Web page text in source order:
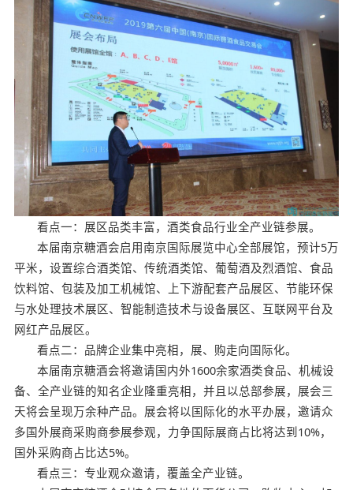
看点一：展区品类丰富，酒类食品行业全产业链参展。
本届南京糖酒会启用南京国际展览中心全部展馆，预计5万
平米，设置综合酒类馆、传统酒类馆、葡萄酒及烈酒馆、食品
饮料馆、包装及加工机械馆、上下游配套产品展区、节能环保
与水处理技术展区、智能制造技术与设备展区、互联网平台及
网红产品展区。
看点二：品牌企业集中亮相，展、购走向国际化。
本届南京糖酒会将邀请国内外1600余家酒类食品、机械设
备、全产业链的知名企业隆重亮相，并且以总部参展，展会三
天将会呈现万余种产品。展会将以国际化的水平办展，邀请众
多国外展商采购商参展参观，力争国际展商占比将达到10%，
国外采购商占比达5%。
看点三：专业观众邀请，覆盖全产业链。